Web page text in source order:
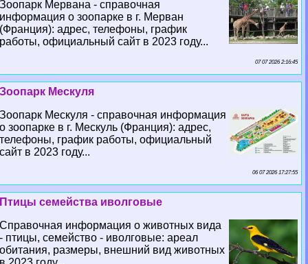
Зоопарк Мервана - справочная
информация о зоопарке в г. Мерван
(Франция): адрес, телефоны, график
работы, официальный сайт в 2023 году...
07 07 2026 2:16:45
Зоопарк Мескуля
Зоопарк Мескуля - справочная информация
о зоопарке в г. Мескуль (Франция): адрес,
телефоны, график работы, официальный
сайт в 2023 году...
06 07 2026 17:27:55
Птицы семейства иволговые
Справочная информация о животных вида
- птицы, семейство - иволговые: ареал
обитания, размеры, внешний вид животных